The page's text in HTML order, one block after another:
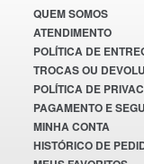
QUEM SOMOS
ATENDIMENTO
POLÍTICA DE
TROCAS OU
POLÍTICA DE
PAGAMENTO E
MINHA CONTA
HISTÓRICO DE